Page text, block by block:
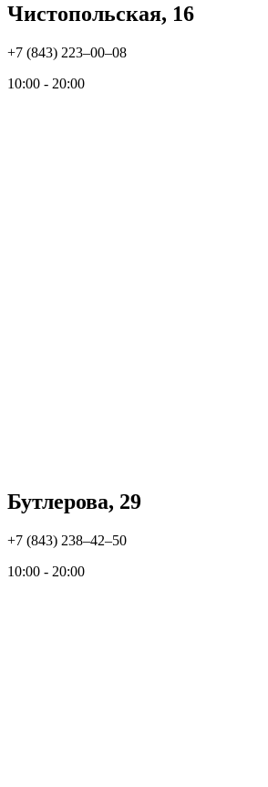
Чистопольская, 16
+7 (843) 223‒00‒08
10:00 - 20:00
Бутлерова, 29
+7 (843) 238‒42‒50
10:00 - 20:00